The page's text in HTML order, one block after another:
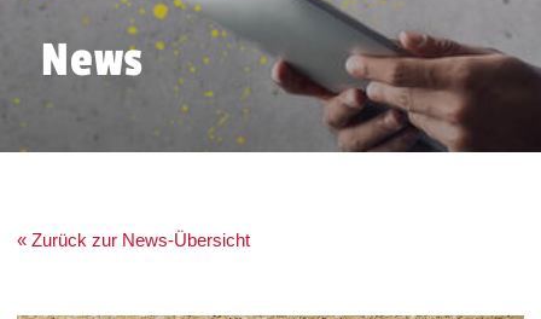
News
« Zurück zur News-Übersicht